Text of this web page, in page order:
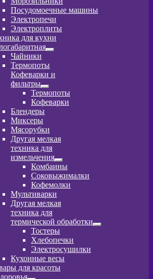
Посудомоечные машины
Электропечи
Электроплиты
для кухни
Развернутое
меню
Чайники
Термопоты
Кофеварки и
фильтры
Развернутое
вложенное
меню
Термопоты
Кофеварки
Блендеры
Миксеры
Мясорубки
Другая мелкая
техника для
измельчения
Развернутое
вложенное
меню
Комбаины
Соковыжималки
Кофемолки
Мультиварки
Другая мелкая
техника для
термической обработки
Развернутое
Тостеры
Хлебопечки
Электросушилки
Кухонные весы
для красоты